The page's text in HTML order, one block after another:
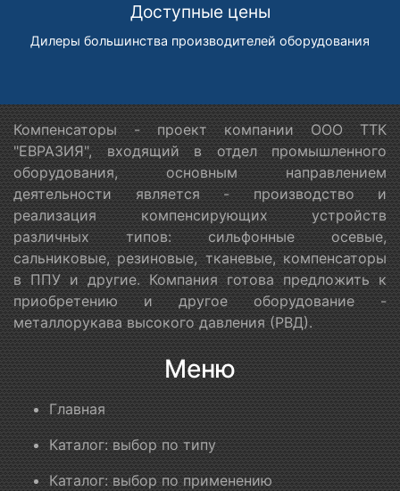
Доступные цены
Дилеры большинства производителей оборудования
Компенсаторы - проект компании ООО ТТК
"ЕВРАЗИЯ", входящий в отдел промышленного
оборудования, основным направлением
деятельности является - производство и
реализация компенсирующих устройств
различных типов: сильфонные осевые,
сальниковые, резиновые, тканевые, компенсаторы
в ППУ и другие. Компания готова предложить к
приобретению и другое оборудование -
металлорукава высокого давления (РВД).
Меню
Главная
Каталог: выбор по типу
Каталог: выбор по применению